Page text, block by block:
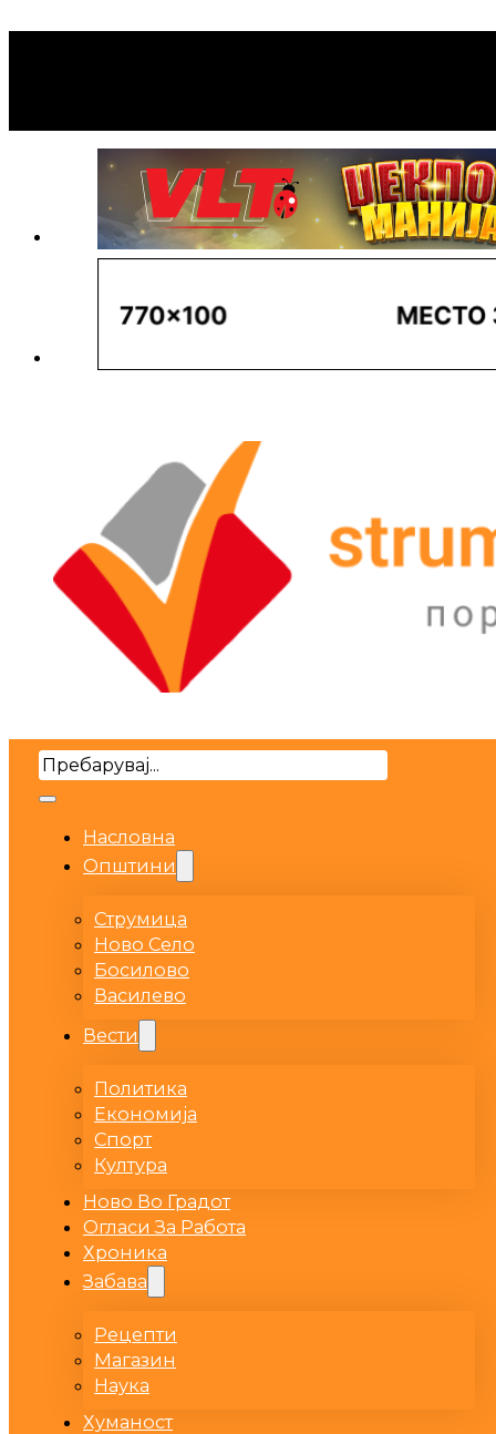
Search
Насловна
Општини
Струмица
Ново Село
Босилово
Василево
Вести
Политика
Економија
Спорт
Култура
Ново Во Градот
Огласи За Работа
Хроника
Забава
Рецепти
Магазин
Наука
Хуманост